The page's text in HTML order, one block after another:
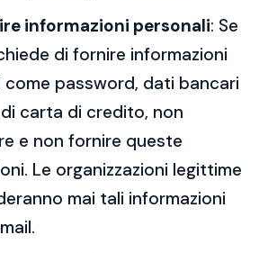
informazioni personali: Se
di fornire informazioni
come password, dati bancari
carta di credito, non
e non fornire queste
Le organizzazioni legittime
mai tali informazioni